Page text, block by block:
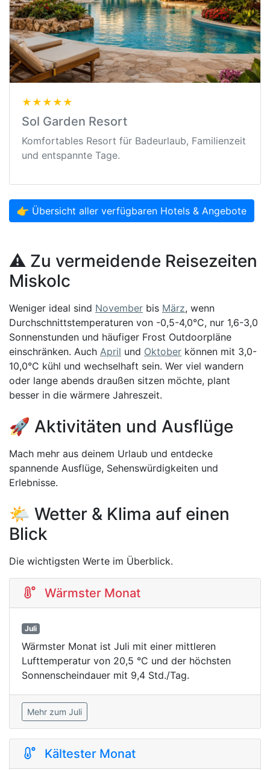
★★★★★
Sol Garden Resort
Komfortables Resort für Badeurlaub, Familienzeit
und entspannte Tage.
👉 Übersicht aller verfügbaren Hotels & Angebote
⚠️ Zu vermeidende Reisezeiten
Miskolc
Weniger ideal sind November bis März, wenn
Durchschnittstemperaturen von -0,5-4,0°C, nur 1,6-3,0
Sonnenstunden und häufiger Frost Outdoorpläne
einschränken. Auch April und Oktober können mit 3,0-
10,0°C kühl und wechselhaft sein. Wer viel wandern
oder lange abends draußen sitzen möchte, plant
besser in die wärmere Jahreszeit.
🚀 Aktivitäten und Ausflüge
Mach mehr aus deinem Urlaub und entdecke
spannende Ausflüge, Sehenswürdigkeiten und
Erlebnisse.
🌤️ Wetter & Klima auf einen
Blick
Die wichtigsten Werte im Überblick.
Wärmster Monat
Juli
Wärmster Monat ist Juli mit einer mittleren
Lufttemperatur von 20,5 °C und der höchsten
Sonnenscheindauer mit 9,4 Std./Tag.
Mehr zum Juli
Kältester Monat